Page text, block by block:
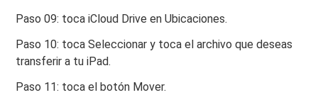
Paso 09: toca iCloud Drive en Ubicaciones.
Paso 10: toca Seleccionar y toca el archivo que deseas
transferir a tu iPad.
Paso 11: toca el botón Mover.